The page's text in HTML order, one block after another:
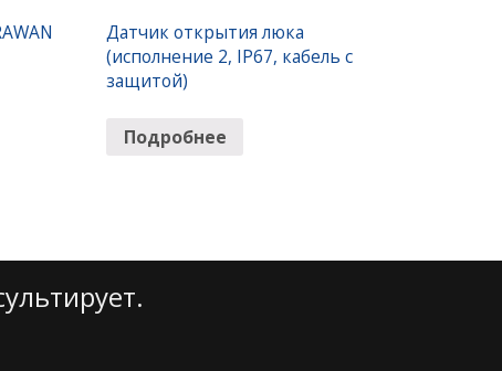
Датчик открытия люка
(исполнение 2, IP67, кабель с
защитой)
Подробнее